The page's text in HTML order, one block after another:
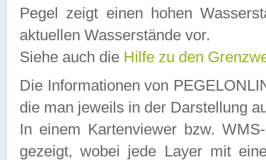
Pegel zeigt einen hohen
aktuellen Wasserstände vor.
Siehe auch die Hilfe zu den
Die Informationen von
die man jeweils in der Darstellung
In einem Kartenviewer bzw.
gezeigt, wobei jede Layer mit